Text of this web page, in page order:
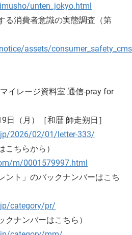
unten_jokyo.html
る消費者意識の実態調査（第
assets/
イレージ資料室 通信-pray for
（月）［和暦 師走朔日］
2026/02/01/letter-333/
ちらから）
m/0001579997.html
ト」のバックナンバーはこち
category/pr/
ナンバーはこちら）